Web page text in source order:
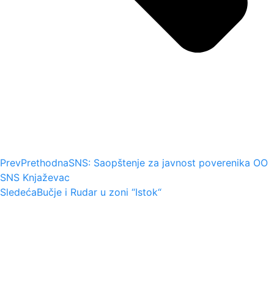
PrevPrethodnaSNS: Saopštenje za javnost poverenika OO
SNS Knjaževac
SledećaBučje i Rudar u zoni “Istok“